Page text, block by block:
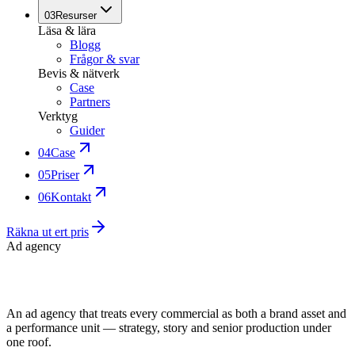
03Resurser
Läsa & lära
Blogg
Frågor & svar
Bevis & nätverk
Case
Partners
Verktyg
Guider
04Case
05Priser
06Kontakt
Räkna ut ert pris
Ad agency
An ad agency that treats every commercial as both a brand asset and
a performance unit — strategy, story and senior production under
one roof.